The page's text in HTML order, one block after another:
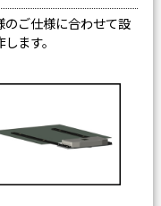
のご仕様に合わせて設
ます。